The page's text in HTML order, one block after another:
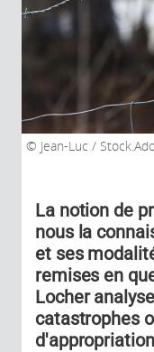
Jean-Luc /
La notion de
nous la
et ses
remises en
Locher
catastrophes